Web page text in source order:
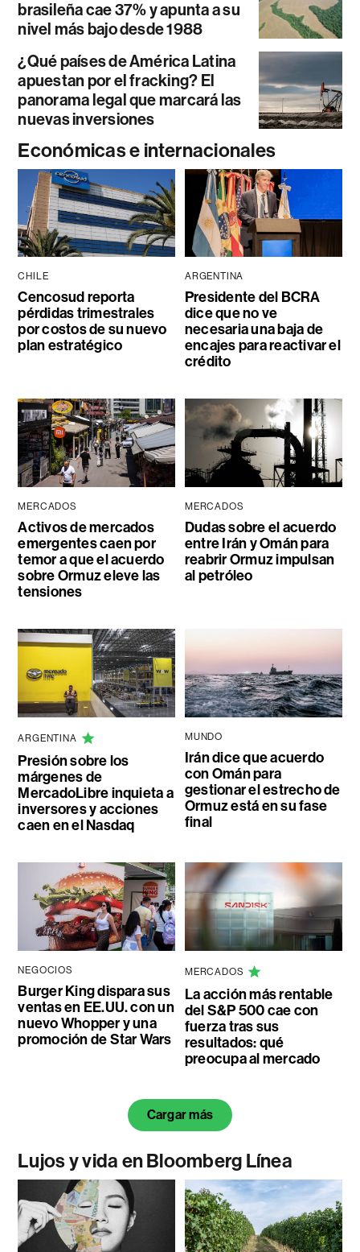
brasileña cae 37% y apunta a su
nivel más bajo desde 1988
¿Qué países de América Latina
apuestan por el fracking? El
panorama legal que marcará las
nuevas inversiones
Económicas e internacionales
CHILE
Cencosud reporta
pérdidas trimestrales
por costos de su nuevo
plan estratégico
ARGENTINA
Presidente del BCRA
dice que no ve
necesaria una baja de
encajes para reactivar el
crédito
MERCADOS
Activos de mercados
emergentes caen por
temor a que el acuerdo
sobre Ormuz eleve las
tensiones
MERCADOS
Dudas sobre el acuerdo
entre Irán y Omán para
reabrir Ormuz impulsan
al petróleo
ARGENTINA
Presión sobre los
márgenes de
MercadoLibre inquieta a
inversores y acciones
caen en el Nasdaq
MUNDO
Irán dice que acuerdo
con Omán para
gestionar el estrecho de
Ormuz está en su fase
final
NEGOCIOS
Burger King dispara sus
ventas en EE.UU. con un
nuevo Whopper y una
promoción de Star Wars
MERCADOS
La acción más rentable
del S&P 500 cae con
fuerza tras sus
resultados: qué
preocupa al mercado
Cargar más
Lujos y vida en Bloomberg Línea